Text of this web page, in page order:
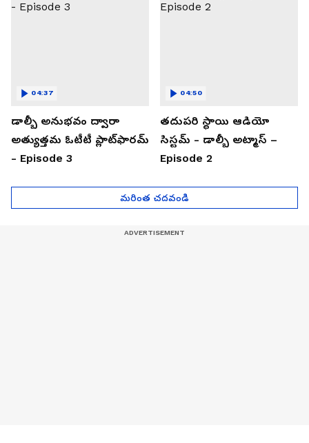
డాల్బీ అనుభవం ద్వారా
అత్యుత్తమ ఓటీటీ ప్లాట్‌ఫారమ్
- Episode 3
04:37
తదుపరి స్థాయి ఆడియో
సిస్టమ్ - డాల్బీ అట్మాస్ –
Episode 2
04:50
మరింత చదవండి